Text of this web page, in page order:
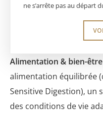
ne s’arrête pas au départ
bébés” tout au long de
comprendre vivre des
Alimentation & bien-
alimentation équilibrée
Sensitive Digestion), un
des conditions de vie